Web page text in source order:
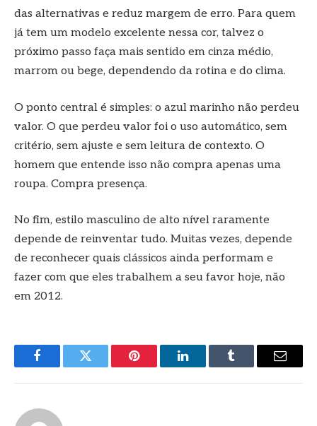
das alternativas e reduz margem de erro. Para quem
já tem um modelo excelente nessa cor, talvez o
próximo passo faça mais sentido em cinza médio,
marrom ou bege, dependendo da rotina e do clima.
O ponto central é simples: o azul marinho não perdeu
valor. O que perdeu valor foi o uso automático, sem
critério, sem ajuste e sem leitura de contexto. O
homem que entende isso não compra apenas uma
roupa. Compra presença.
No fim, estilo masculino de alto nível raramente
depende de reinventar tudo. Muitas vezes, depende
de reconhecer quais clássicos ainda performam e
fazer com que eles trabalhem a seu favor hoje, não
em 2012.
FacebookTwitter Pinterest LinkedInTumblr
E-